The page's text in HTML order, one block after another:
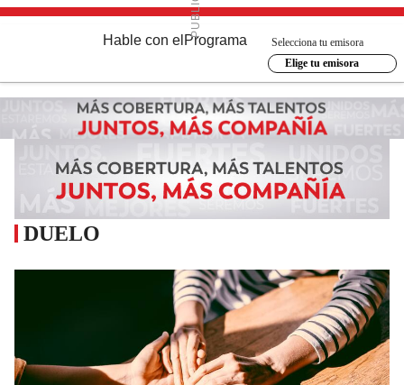
Hable con el Programa
Selecciona tu emisora
Elige tu emisora
DUELO